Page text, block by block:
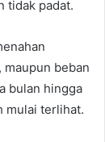
tidak padat.
beban
bulan hingga
mulai terlihat.